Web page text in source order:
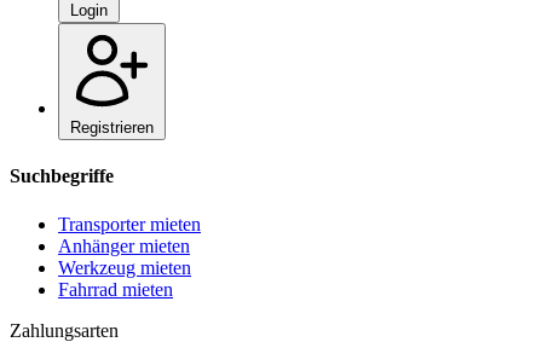
Login
Registrieren
Suchbegriffe
Transporter mieten
Anhänger mieten
Werkzeug mieten
Fahrrad mieten
Zahlungsarten